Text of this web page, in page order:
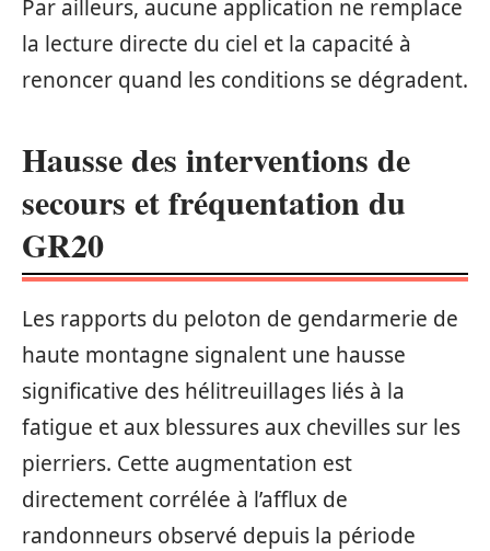
Par ailleurs, aucune application ne remplace
la lecture directe du ciel et la capacité à
renoncer quand les conditions se dégradent.
Hausse des interventions de
secours et fréquentation du
GR20
Les rapports du peloton de gendarmerie de
haute montagne signalent une hausse
significative des hélitreuillages liés à la
fatigue et aux blessures aux chevilles sur les
pierriers. Cette augmentation est
directement corrélée à l’afflux de
randonneurs observé depuis la période